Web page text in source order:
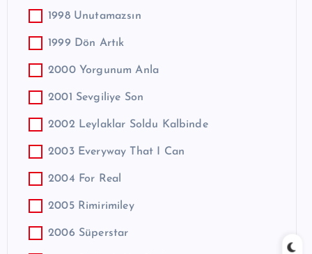
1998 Unutamazsın
1999 Dön Artık
2000 Yorgunum Anla
2001 Sevgiliye Son
2002 Leylaklar Soldu Kalbinde
2003 Everyway That I Can
2004 For Real
2005 Rimirimiley
2006 Süperstar